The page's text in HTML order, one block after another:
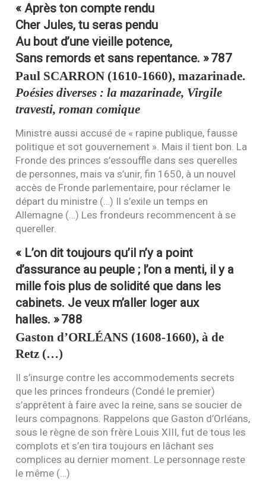
« Après ton compte rendu
Cher Jules, tu seras pendu
Au bout d’une vieille potence,
Sans remords et sans repentance. »787
Paul SCARRON (1610-1660), mazarinade.
Poésies diverses : la mazarinade, Virgile
travesti, roman comique
Ministre aussi accusé de « rapine publique, fausse
politique et sot gouvernement ». Mais il tient bon. La
Fronde des princes s’essouffle dans ses querelles
de personnes, mais va s’unir, fin 1650, à un nouvel
accès de Fronde parlementaire, pour réclamer le
départ du ministre (…) Il s’exile un temps en
Allemagne (…) Les frondeurs recommencent à se
quereller.
« L’on dit toujours qu’il n’y a point
d’assurance au peuple ; l’on a menti, il y a
mille fois plus de solidité que dans les
cabinets. Je veux m’aller loger aux
halles. »788
Gaston d’ORLÉANS (1608-1660), à de
Retz (…)
Il s’insurge contre les accommodements secrets
que les princes frondeurs (Condé le premier)
s’apprêtent à faire avec la reine, sans se soucier de
leurs compagnons. Rappelons que Gaston d’Orléans,
sous le règne de son frère Louis XIII, fut de tous les
complots et s’en tira toujours en lâchant ses
complices au dernier moment. Le personnage reste
le même (…)